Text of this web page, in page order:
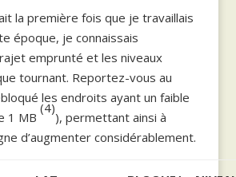
la première fois que je travaillais
époque, je connaissais
emprunté et les niveaux
tournant. Reportez-vous au
les endroits ayant un faible
1 MB
(4)
), permettant ainsi à
d’augmenter considérablement.